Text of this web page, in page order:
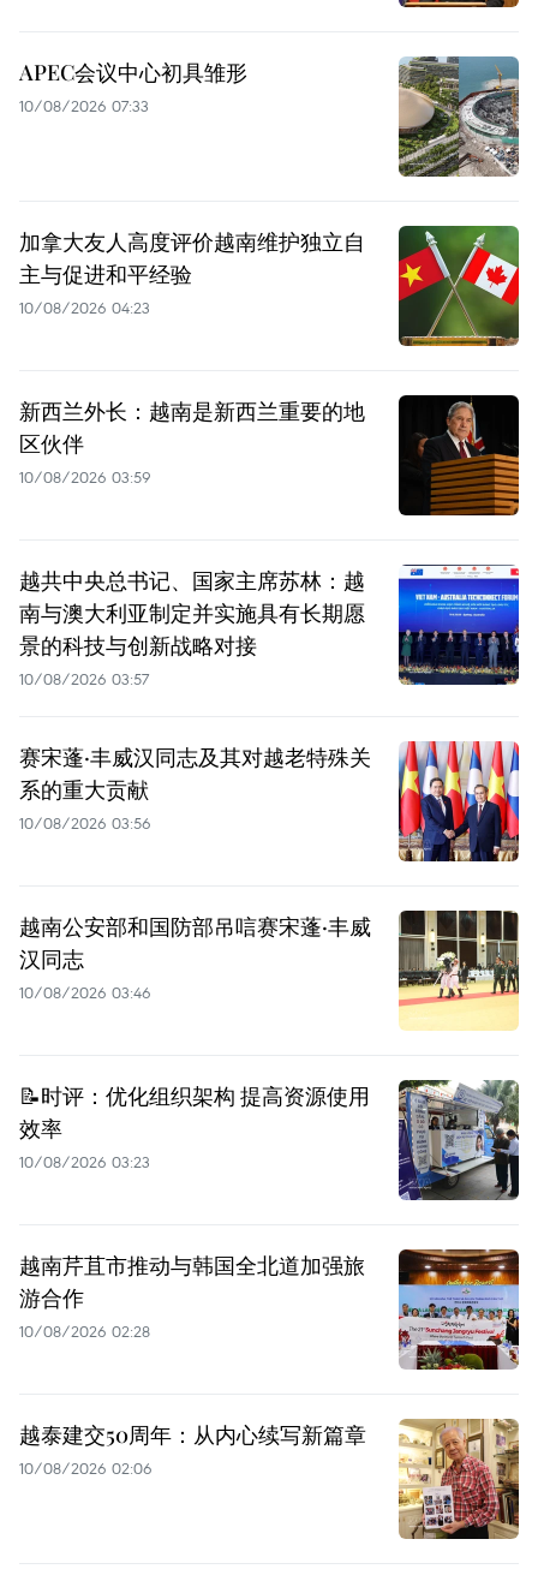
APEC会议中心初具雏形
10/08/2026 07:33
加拿大友人高度评价越南维护独立自
主与促进和平经验
10/08/2026 04:23
新西兰外长：越南是新西兰重要的地
区伙伴
10/08/2026 03:59
越共中央总书记、国家主席苏林：越
南与澳大利亚制定并实施具有长期愿
景的科技与创新战略对接
10/08/2026 03:57
赛宋蓬·丰威汉同志及其对越老特殊关
系的重大贡献
10/08/2026 03:56
越南公安部和国防部吊唁赛宋蓬·丰威
汉同志
10/08/2026 03:46
📝时评：优化组织架构 提高资源使用
效率
10/08/2026 03:23
越南芹苴市推动与韩国全北道加强旅
游合作
10/08/2026 02:28
越泰建交50周年：从内心续写新篇章
10/08/2026 02:06